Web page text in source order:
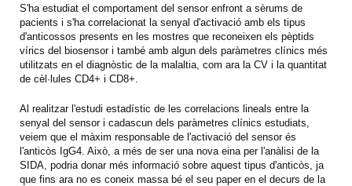
S'ha estudiat el comportament del sensor enfront a sèrums de
pacients i s'ha correlacionat la senyal d'activació amb els tipus
d'anticossos presents en les mostres que reconeixen els pèptids
vírics del biosensor i també amb algun dels paràmetres clínics més
utilitzats en el diagnòstic de la malaltia, com ara la CV i la quantitat
de cèl·lules CD4+ i CD8+.
Al realitzar l'estudi estadístic de les correlacions lineals entre la
senyal del sensor i cadascun dels paràmetres clínics estudiats,
veiem que el màxim responsable de l'activació del sensor és
l'anticòs IgG4. Això, a més de ser una nova eina per l'anàlisi de la
SIDA, podria donar més informació sobre aquest tipus d'anticòs, ja
que fins ara no es coneix massa bé el seu paper en el decurs de la